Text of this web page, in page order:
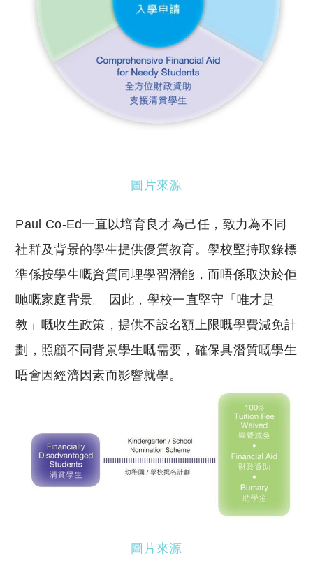
圖片來源
Paul Co-Ed一直以培育良才為己任，致力為不同
社群及背景的學生提供優質教育。學校堅持取錄標
準係按學生嘅資質同埋學習潛能，而唔係取決於佢
哋嘅家庭背景。 因此，學校一直堅守「唯才是
教」嘅收生政策，提供不設名額上限嘅學費減免計
劃，照顧不同背景學生嘅需要，確保具潛質嘅學生
唔會因經濟因素而影響就學。
圖片來源